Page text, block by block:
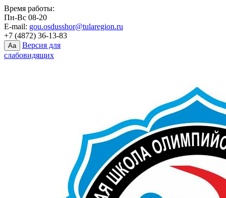
Время работы:
Пн-Вс 08-20
E-mail: gou.osdusshor@tularegion.ru
+7 (4872) 36-13-83
Aa
Версия для
слабовидящих